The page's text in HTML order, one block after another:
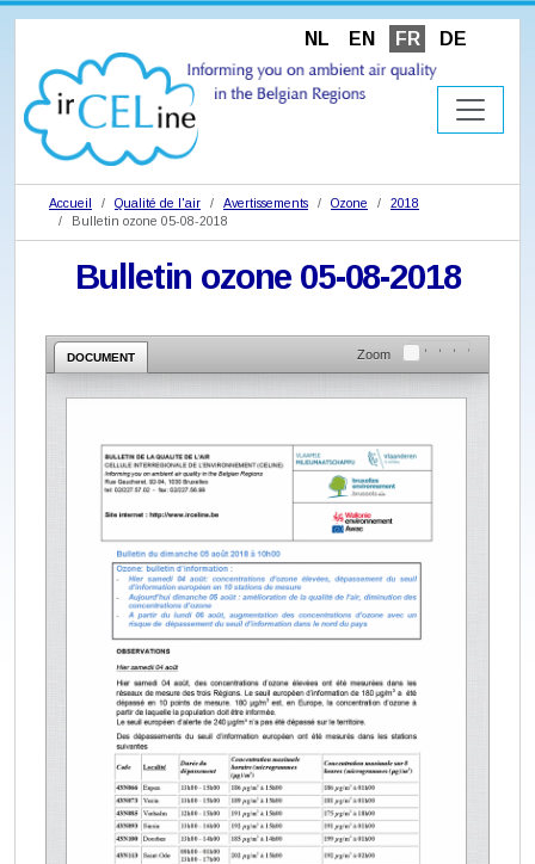
NL EN FR DE
Accueil Qualité de l'air Avertissements Ozone
2018
Bulletin ozone 05-08-2018
Bulletin ozone 05-08-2018
DOCUMENT Zoom